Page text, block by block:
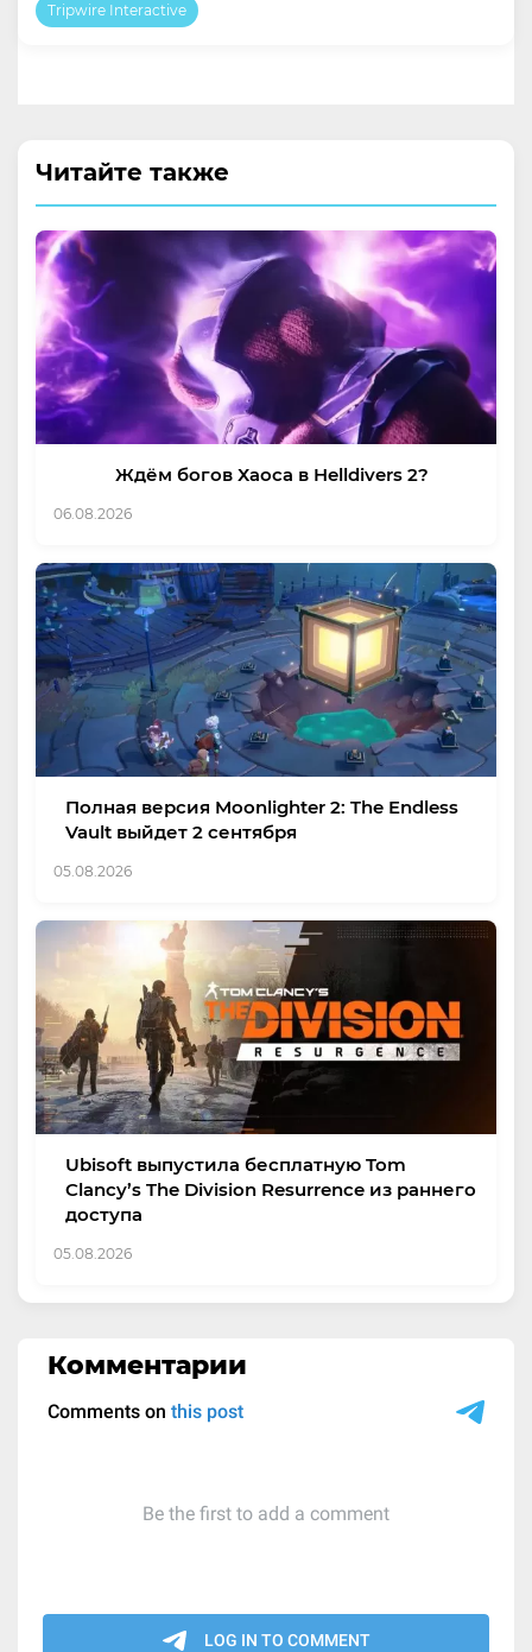
Tripwire Interactive
Читайте также
Ждём богов Хаоса в Helldivers 2?
06.08.2026
Полная версия Moonlighter 2: The Endless
Vault выйдет 2 сентября
05.08.2026
Ubisoft выпустила бесплатную Tom
Clancy’s The Division Resurrence из раннего
доступа
05.08.2026
Комментарии